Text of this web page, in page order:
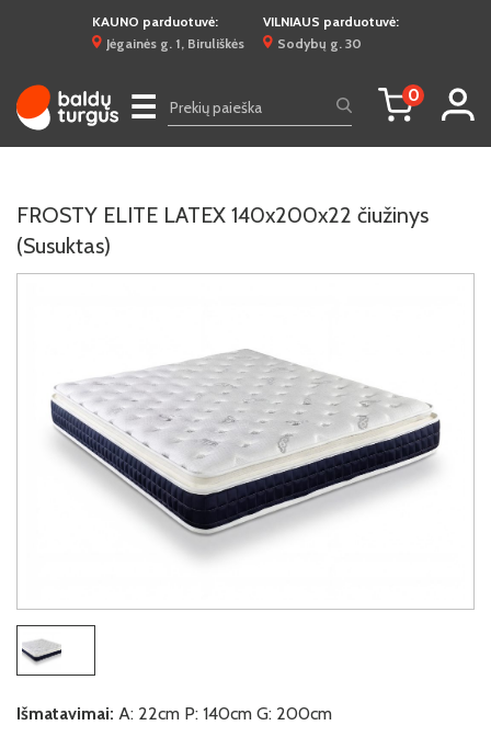
KAUNO parduotuvė:
Jėgainės g. 1, Biruliškės
VILNIAUS parduotuvė:
Sodybų g. 30
☰ 0
FROSTY ELITE LATEX 140x200x22 čiužinys
(Susuktas)
Išmatavimai: A: 22cm P: 140cm G: 200cm